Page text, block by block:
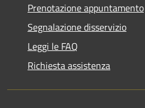
Prenotazione appuntamento
Segnalazione disservizio
Leggi le FAQ
Richiesta assistenza